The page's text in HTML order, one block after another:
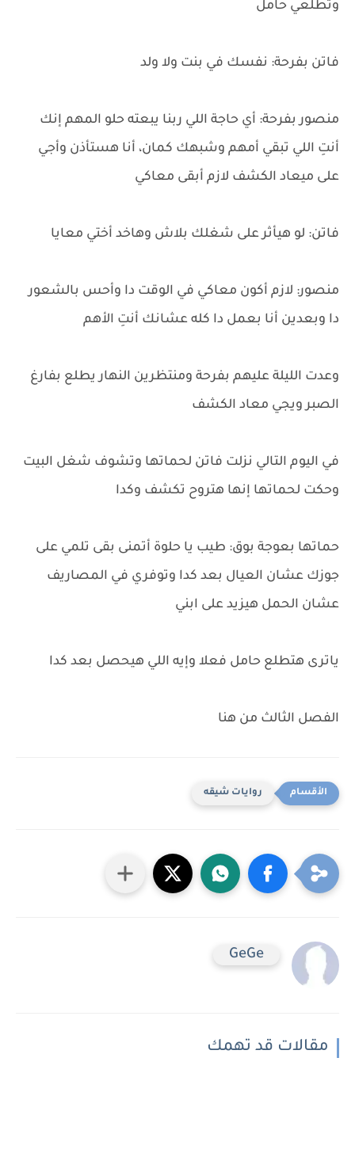
وتطلعي حامل
فاتن بفرحة: نفسك في بنت ولا ولد
منصور بفرحة: أي حاجة اللي ربنا يبعته حلو المهم إنك
أنتِ اللي تبقي أمهم وشبهك كمان، أنا هستأذن وأجي
على ميعاد الكشف لازم أبقى معاكي
فاتن: لو هيأثر على شغلك بلاش وهاخد أختي معايا
منصور: لازم أكون معاكي في الوقت دا وأحس بالشعور
دا وبعدين أنا بعمل دا كله عشانك أنتِ الأهم
وعدت الليلة عليهم بفرحة ومنتظرين النهار يطلع بفارغ
الصبر ويجي معاد الكشف
في اليوم التالي نزلت فاتن لحماتها وتشوف شغل البيت
وحكت لحماتها إنها هتروح تكشف وكدا
حماتها بعوجة بوق: طيب يا حلوة أتمنى بقى تلمي على
جوزك عشان العيال بعد كدا وتوفري في المصاريف
عشان الحمل هيزيد على ابني
ياترى هتطلع حامل فعلا وإيه اللي هيحصل بعد كدا
الفصل الثالث من هنا
روايات شيقه
GeGe
مقالات قد تهمك